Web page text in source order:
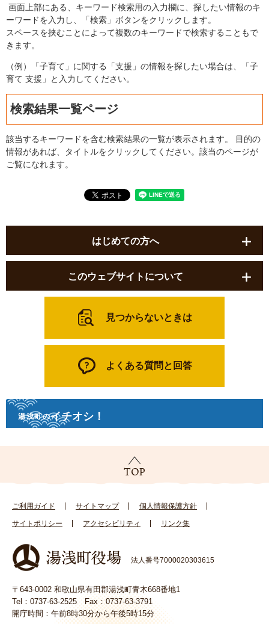
画面上部にある、キーワード検索用の入力欄に、探したい情報のキ
ーワードを入力し、「検索」ボタンをクリックします。
スペースを挟むことによって複数のキーワードで検索することもで
きます。
（例）「子育て」に関する「支援」の情報を探したい場合は、「子
育て 支援」と入力してください。
検索結果一覧ページ
該当するキーワードを含む検索結果の一覧が表示されます。 目的の
情報があれば、タイトルをクリックしてください。該当のページが
ご覧になれます。
はじめての方へ
このウェブサイトについて
見つからないときは
よくある質問と回答
湯浅町のイチオシ！
ご利用ガイド サイトマップ 個人情報保護方針
サイトポリシー アクセシビリティ リンク集
法人番号7000020303615
〒643-0002 和歌山県有田郡湯浅町青木668番地1
Tel：0737-63-2525 Fax：0737-63-3791
開庁時間：午前8時30分から午後5時15分